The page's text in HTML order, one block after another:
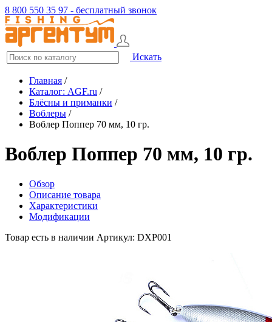
8 800 550 35 97 - бесплатный звонок
Искать
Главная /
Каталог: AGF.ru /
Блёсны и приманки /
Воблеры /
Воблер Поппер 70 мм, 10 гр.
Воблер Поппер 70 мм, 10 гр.
Обзор
Описание товара
Характеристики
Модификации
Товар есть в наличии Артикул: DXP001